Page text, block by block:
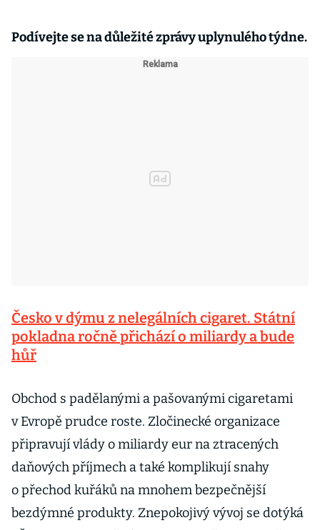
Podívejte se na důležité zprávy uplynulého týdne.
Česko v dýmu z nelegálních cigaret. Státní
pokladna ročně přichází o miliardy a bude
hůř
Obchod s padělanými a pašovanými cigaretami
v Evropě prudce roste. Zločinecké organizace
připravují vlády o miliardy eur na ztracených
daňových příjmech a také komplikují snahy
o přechod kuřáků na mnohem bezpečnější
bezdýmné produkty. Znepokojivý vývoj se dotýká